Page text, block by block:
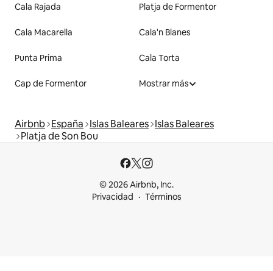
Cala Rajada Platja de Formentor
Cala Macarella Cala'n Blanes
Punta Prima Cala Torta
Cap de Formentor Mostrar más
Airbnb España Islas Baleares Islas Baleares
Platja de Son Bou
© 2026 Airbnb, Inc.
Privacidad
Términos